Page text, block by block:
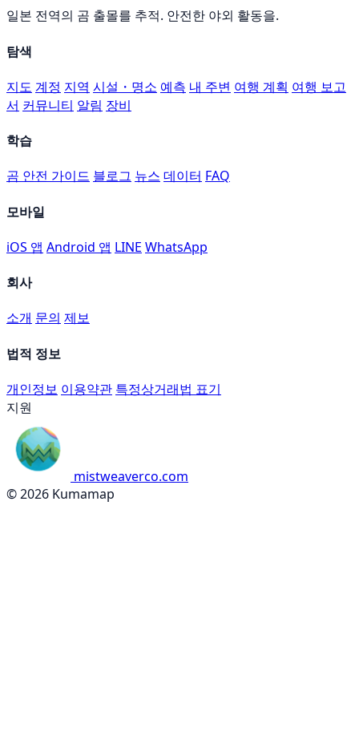
일본 전역의 곰 출몰를 추적. 안전한 야외 활동을.
탐색
지도 계정 지역 시설・명소 예측 내 주변 여행 계획 여행 보고
서 커뮤니티 알림 장비
학습
곰 안전 가이드 블로그 뉴스 데이터 FAQ
모바일
iOS 앱 Android 앱 LINE WhatsApp
회사
소개 문의 제보
법적 정보
개인정보 이용약관 특정상거래법 표기
지원
mistweaverco.com
© 2026 Kumamap